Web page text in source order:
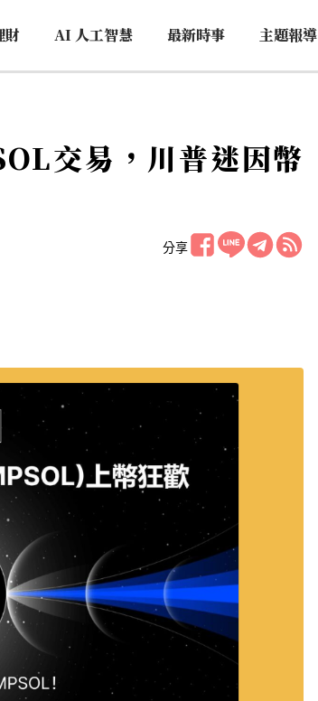
財 AI 人工智慧 最新時事 主題報導
交易，川普迷因幣
分享